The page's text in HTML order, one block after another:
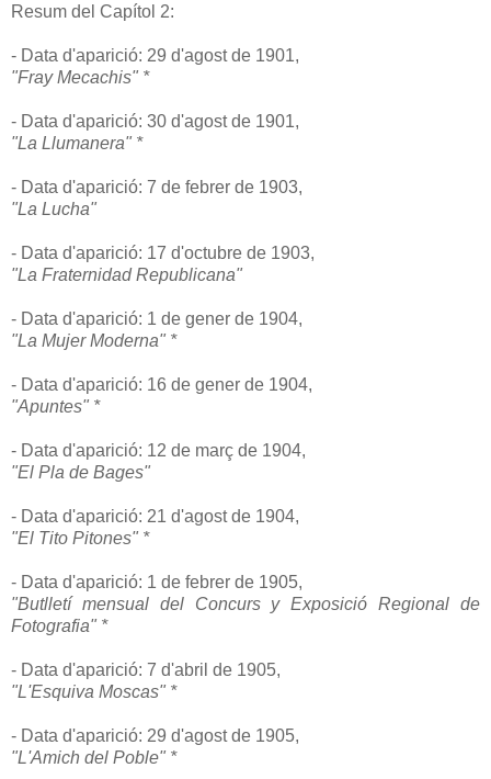
Resum del Capítol 2:
- Data d'aparició: 29 d'agost de 1901,
"Fray Mecachis" *
- Data d'aparició: 30 d'agost de 1901,
"La Llumanera" *
- Data d'aparició: 7 de febrer de 1903,
"La Lucha"
- Data d'aparició: 17 d'octubre de 1903,
"La Fraternidad Republicana"
- Data d'aparició: 1 de gener de 1904,
"La Mujer Moderna" *
- Data d'aparició: 16 de gener de 1904,
"Apuntes" *
- Data d'aparició: 12 de març de 1904,
"El Pla de Bages"
- Data d'aparició: 21 d'agost de 1904,
"El Tito Pitones" *
- Data d'aparició: 1 de febrer de 1905,
"Butlletí mensual del Concurs y Exposició Regional de
Fotografia" *
- Data d'aparició: 7 d'abril de 1905,
"L'Esquiva Moscas" *
- Data d'aparició: 29 d'agost de 1905,
"L'Amich del Poble" *